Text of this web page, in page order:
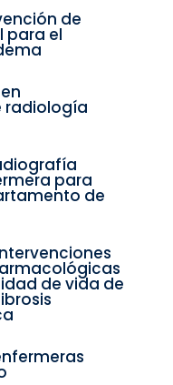
de
para el
radiología
para
de
de vida de